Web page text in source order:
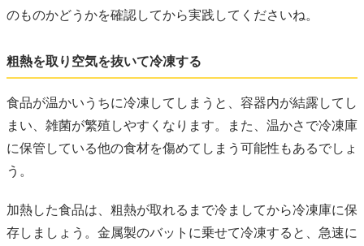
のものかどうかを確認してから実践してくださいね。
粗熱を取り空気を抜いて冷凍する
食品が温かいうちに冷凍してしまうと、容器内が結露してし
まい、雑菌が繁殖しやすくなります。また、温かさで冷凍庫
に保管している他の食材を傷めてしまう可能性もあるでしょ
う。
加熱した食品は、粗熱が取れるまで冷ましてから冷凍庫に保
存しましょう。金属製のバットに乗せて冷凍すると、急速に